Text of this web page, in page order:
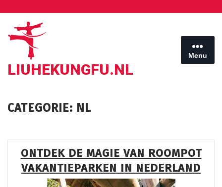
inhoud
LIUHEKUNGFU.NL
Menu
CATEGORIE: NL
ONTDEK DE MAGIE VAN ROOMPOT
VAKANTIEPARKEN IN NEDERLAND